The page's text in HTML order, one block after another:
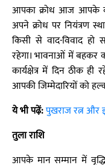
आपका क्रोध आज आपके
अपने क्रोध पर नियंत्रण
किसी से वाद-विवाद हो
रहेगा। भावनाओं में बहकर
कार्यक्षेत्र में दिन ठीक ही
आपकी जिम्मेदारियों को
ये भी पढ़ें:पुखराज रत्न
तुला राशि
आपके मान सम्मान में